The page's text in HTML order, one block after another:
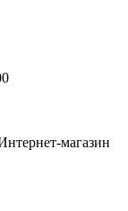
магазин